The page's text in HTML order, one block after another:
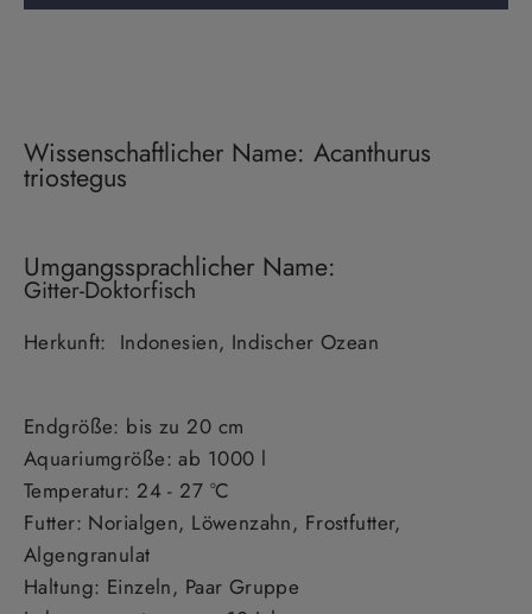
Wissenschaftlicher Name: Acanthurus
triostegus
Umgangssprachlicher Name:
Gitter-Doktorfisch
Herkunft: Indonesien, Indischer Ozean
Endgröße: bis zu 20 cm
Aquariumgröße: ab 1000 l
Temperatur: 24 - 27 °C
Futter: Norialgen, Löwenzahn, Frostfutter,
Algengranulat
Haltung: Einzeln, Paar Gruppe